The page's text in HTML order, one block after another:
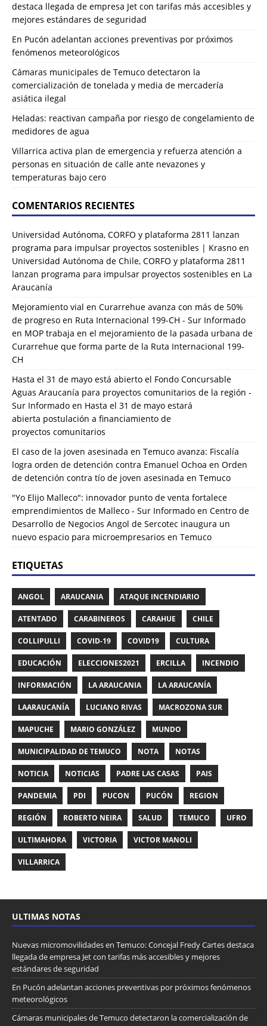
destaca llegada de empresa Jet con tarifas más accesibles y
mejores estándares de seguridad
En Pucón adelantan acciones preventivas por próximos
fenómenos meteorológicos
Cámaras municipales de Temuco detectaron la
comercialización de tonelada y media de mercadería
asiática ilegal
Heladas: reactivan campaña por riesgo de congelamiento de
medidores de agua
Villarrica activa plan de emergencia y refuerza atención a
personas en situación de calle ante nevazones y
temperaturas bajo cero
COMENTARIOS RECIENTES
Universidad Autónoma, CORFO y plataforma 2811 lanzan
programa para impulsar proyectos sostenibles | Krasno en
Universidad Autónoma de Chile, CORFO y plataforma 2811
lanzan programa para impulsar proyectos sostenibles en La
Araucanía
Mejoramiento vial en Curarrehue avanza con más de 50%
de progreso en Ruta Internacional 199-CH - Sur Informado
en MOP trabaja en el mejoramiento de la pasada urbana de
Curarrehue que forma parte de la Ruta Internacional 199-
CH
Hasta el 31 de mayo está abierto el Fondo Concursable
Aguas Araucanía para proyectos comunitarios de la región -
Sur Informado en Hasta el 31 de mayo estará
abierta postulación a financiamiento de
proyectos comunitarios
El caso de la joven asesinada en Temuco avanza: Fiscalía
logra orden de detención contra Emanuel Ochoa en Orden
de detención contra tío de joven asesinada en Temuco
"Yo Elijo Malleco": innovador punto de venta fortalece
emprendimientos de Malleco - Sur Informado en Centro de
Desarrollo de Negocios Angol de Sercotec inaugura un
nuevo espacio para microempresarios en Temuco
ETIQUETAS
ANGOL ARAUCANIA ATAQUE INCENDIARIO
ATENTADO CARABINEROS CARAHUE CHILE
COLLIPULLI COVID-19 COVID19 CULTURA
EDUCACIÓN ELECCIONES2021 ERCILLA INCENDIO
INFORMACIÓN LA ARAUCANIA LA ARAUCANÍA
LAARAUCANÍA LUCIANO RIVAS MACROZONA SUR
MAPUCHE MARIO GONZÁLEZ MUNDO
MUNICIPALIDAD DE TEMUCO NOTA NOTAS
NOTICIA NOTICIAS PADRE LAS CASAS PAIS
PANDEMIA PDI PUCON PUCÓN REGION
REGIÓN ROBERTO NEIRA SALUD TEMUCO UFRO
ULTIMAHORA VICTORIA VICTOR MANOLI
VILLARRICA
ULTIMAS NOTAS
Nuevas micromovilidades en Temuco: Concejal Fredy Cartes destaca
llegada de empresa Jet con tarifas más accesibles y mejores
estándares de seguridad
En Pucón adelantan acciones preventivas por próximos fenómenos
meteorológicos
Cámaras municipales de Temuco detectaron la comercialización de